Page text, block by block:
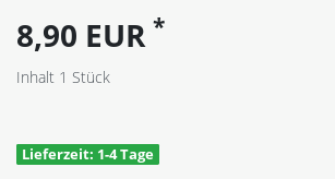
8,90 EUR *
Inhalt 1 Stück
Lieferzeit: 1-4 Tage